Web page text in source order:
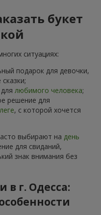
букет
ситуациях:
подарок для девочки,
любимого человека;
решение для
, с которой хочется
выбирают на день
для свиданий,
знак внимания без
в г. Одесса: